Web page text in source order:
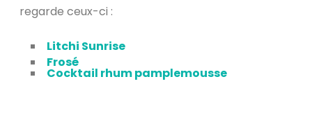
regarde ceux-ci :
Litchi Sunrise
Frosé
Cocktail rhum pamplemousse